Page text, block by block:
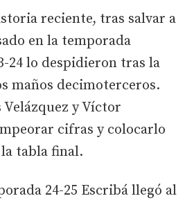
reciente, tras salvar a
en la temporada
24 lo despidieron tras la
maños decimoterceros.
y Víctor
cifras y colocarlo
tabla final.
24-25 Escribá llegó al